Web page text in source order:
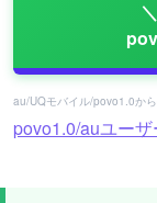
au/UQモバイル/povo1.0か
povo1.0/auユー